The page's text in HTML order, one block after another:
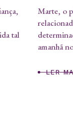
tal
Marte, o
amanhã
LER